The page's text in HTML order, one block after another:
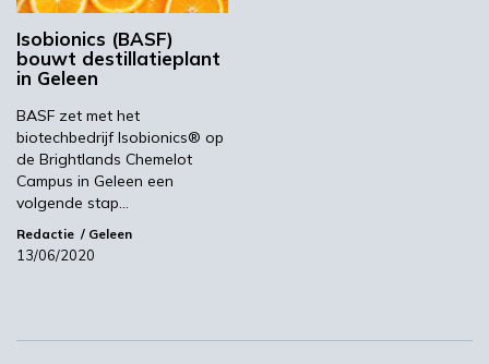
YPACK project gestart in Spanje
Isobionics (BASF)
bouwt destillatieplant
in Geleen
BASF zet met het
biotechbedrijf Isobionics® op
de Brightlands Chemelot
Campus in Geleen een
volgende stap…
Redactie Geleen
13/06/2020